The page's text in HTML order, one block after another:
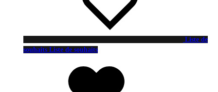
Liste de
souhaits Liste de souhaits